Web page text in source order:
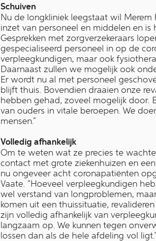
Schuiven
Nu de longkliniek leegstaat wil
inzet van personeel en middelen en
Gesprekken met zorgverzekeraars
gespecialiseerd personeel in op de
verpleegkundigen, maar ook
Daarnaast zullen we mogelijk ook
Er wordt nu al met personeel
blijft thuis. Bovendien draaien onze
hebben gehad, zoveel mogelijk door.
van ouders in vitale beroepen. We
mensen.”
Volledig afhankelijk
Om te weten wat ze precies te
contact met grote ziekenhuizen en
nu ongeveer acht coronapatiënten
Vaate. “Hoeveel verpleegkundigen
wel verstand van longproblemen,
komen uit een thuissituatie,
zijn volledig afhankelijk van
langzaam op. We kunnen tegen
lossen dan als de hele afdeling vol ligt.”